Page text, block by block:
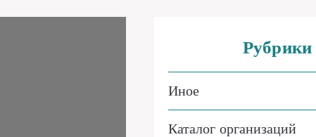
Рубрики
Иное
Каталог организаций